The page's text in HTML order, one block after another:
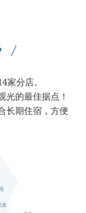
家分店。
光的最佳据点！
长期住宿，方便